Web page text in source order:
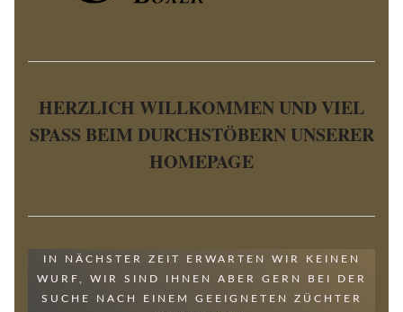
HERZLICH WILLKOMMEN UND VIEL
SPASS BEIM DURCHSTÖBERN UNSERER H
OMEPAGE
IN NÄCHSTER ZEIT ERWARTEN WIR KEINEN
WURF, WIR SIND IHNEN ABER GERN BEI DER
SUCHE NACH EINEM GEEIGNETEN ZÜCHTER